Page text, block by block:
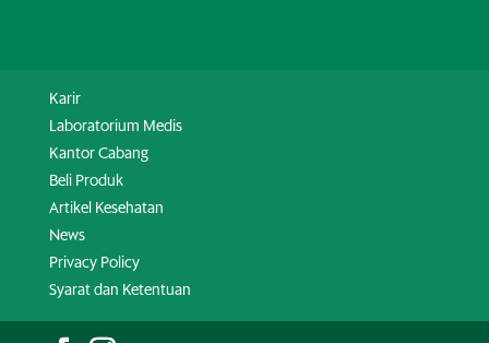
Karir
Laboratorium Medis
Kantor Cabang
Beli Produk
Artikel Kesehatan
News
Privacy Policy
Syarat dan Ketentuan